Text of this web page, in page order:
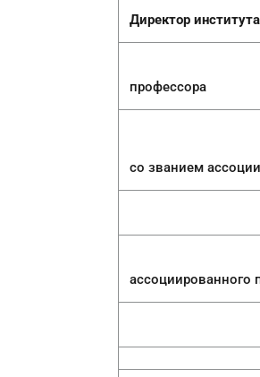
Директор института
Доктор
профессора
со званием
Кандидат
ассоциированного